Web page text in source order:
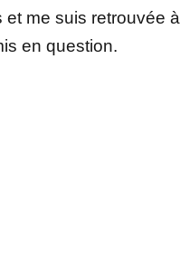
et me suis retrouvée à
en question.